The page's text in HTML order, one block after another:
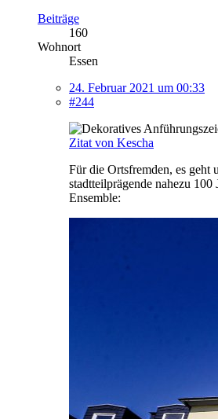
Beiträge
160
Wohnort
Essen
24. Februar 2021 um 00:33
#244
Zitat von Kescha
Für die Ortsfremden, es geht
stadtteilprägende nahezu 100
Ensemble: